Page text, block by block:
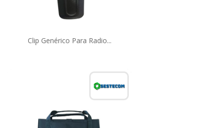
Clip Genérico Para Radio...